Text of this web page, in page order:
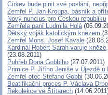
Církev bude plnit své poslání,
Zemřel P. Jan Kroupa, básník a
Nový nuncius pro Českou republiku
Zemřela paní Ludmila Holá
Dětský voják katolickým knězem
Zemřel Mons. Josef Kavale
Kardinál Robert Sarah varuje
(23.08.2011)
Pohřeb Dona Gobbiho (27.07.2011)
Primice P. Jiřího Jeniše v Újezdě u
Zemřel otec Stefano Gobbi
Beatifikační proces P. Václava
Rekolekce ve Štítarech